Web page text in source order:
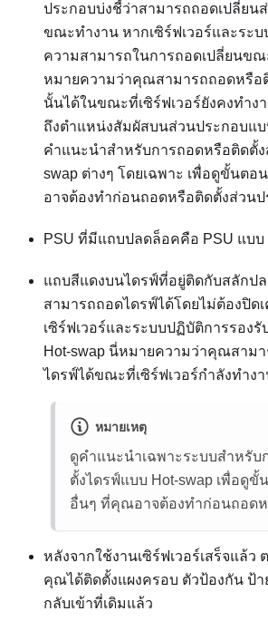
ประกอบบ่งชี้ว่าสามารถถอดเปลี่ยน
ขณะทำงาน หากเซิร์ฟเวอร์และระ
ความสามารถในการถอดเปลี่ยนขณ
หมายความว่าคุณสามารถถอดหรือ
นั้นได้ในขณะที่เซิร์ฟเวอร์ยังคงทำง
ถึงตำแหน่งสัมผัสบนส่วนประกอบแบ
คำแนะนำสำหรับการถอดหรือติดตั้ง
swap ต่างๆ โดยเฉพาะ เพื่อดูขั้นต
อาจต้องทำก่อนถอดหรือติดตั้งส่วนป
PSU ที่มีแถบปลดล็อคคือ PSU แบบ
แถบสีแดงบนไดรฟ์ที่อยู่ติดกับสลักป
สามารถถอดไดรฟ์ได้โดยไม่ต้องปิด
เซิร์ฟเวอร์และระบบปฏิบัติการรอง
Hot-swap นี่หมายความว่าคุณสาม
ไดรฟ์ได้ขณะที่เซิร์ฟเวอร์กำลังทำง
หมายเหตุ
ดูคำแนะนำเฉพาะระบบสำหรับ
ตั้งไดรฟ์แบบ Hot-swap เพื่อดูขั้
อื่นๆ ที่คุณอาจต้องทำก่อนถอดห
หลังจากใช้งานเซิร์ฟเวอร์เสร็จแล้ว
คุณได้ติดตั้งแผงครอบ ตัวป้องกัน ป้
กลับเข้าที่เดิมแล้ว